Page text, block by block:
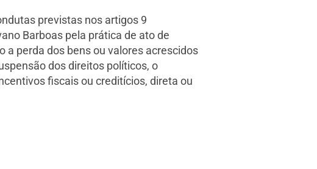
previstas nos artigos 9
Barboas pela prática de ato de
perda dos bens ou valores acrescidos
dos direitos políticos, o
fiscais ou creditícios, direta ou